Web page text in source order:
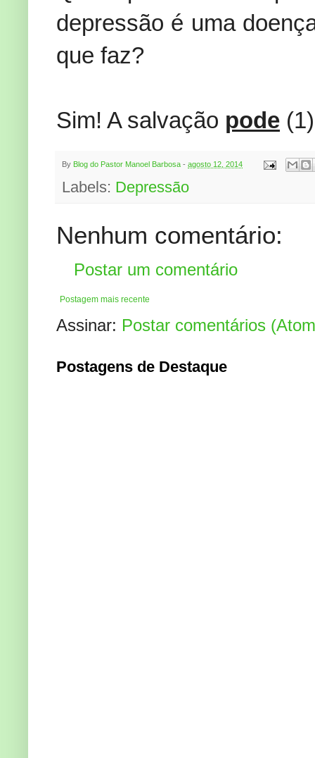
depressão é uma
que faz?
Sim! A salvação pode
By Blog do Pastor Manoel Barbosa - agosto 12, 2014
Labels: Depressão
Nenhum comentário:
Postar um comentário
Postagem mais recente
Assinar: Postar comentários
Postagens de Destaque